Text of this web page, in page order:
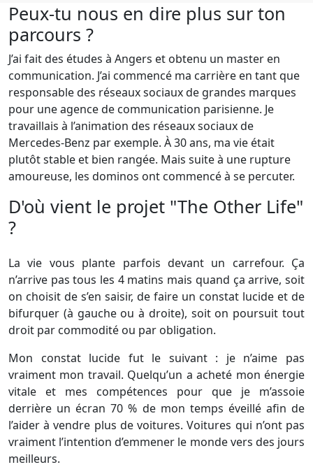
Peux-tu nous en dire plus sur ton
parcours ?
J’ai fait des études à Angers et obtenu un master en
communication. J’ai commencé ma carrière en tant que
responsable des réseaux sociaux de grandes marques
pour une agence de communication parisienne. Je
travaillais à l’animation des réseaux sociaux de
Mercedes-Benz par exemple. À 30 ans, ma vie était
plutôt stable et bien rangée. Mais suite à une rupture
amoureuse, les dominos ont commencé à se percuter.
D'où vient le projet "The Other Life"
?
La vie vous plante parfois devant un carrefour. Ça
n’arrive pas tous les 4 matins mais quand ça arrive, soit
on choisit de s’en saisir, de faire un constat lucide et de
bifurquer (à gauche ou à droite), soit on poursuit tout
droit par commodité ou par obligation.
Mon constat lucide fut le suivant : je n’aime pas
vraiment mon travail. Quelqu’un a acheté mon énergie
vitale et mes compétences pour que je m’assoie
derrière un écran 70 % de mon temps éveillé afin de
l’aider à vendre plus de voitures. Voitures qui n’ont pas
vraiment l’intention d’emmener le monde vers des jours
meilleurs.